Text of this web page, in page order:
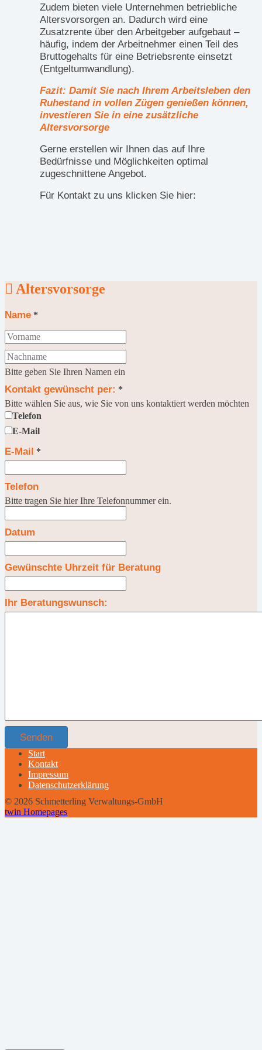
Zudem bieten viele Unternehmen betriebliche
Altersvorsorgen an. Dadurch wird eine
Zusatzrente über den Arbeitgeber aufgebaut –
häufig, indem der Arbeitnehmer einen Teil des
Bruttogehalts für eine Betriebsrente einsetzt
(Entgeltumwandlung).
Fazit: Damit Sie nach Ihrem Arbeitsleben den
Ruhestand in vollen Zügen genießen können,
investieren Sie in eine zusätzliche
Altersvorsorge
Gerne erstellen wir Ihnen das auf Ihre
Bedürfnisse und Möglichkeiten optimal
zugeschnittene Angebot.
Für Kontakt zu uns klicken Sie hier:
Altersvorsorge
Name *
Bitte geben Sie Ihren Namen ein
Kontakt gewünscht per: *
Bitte wählen Sie aus, wie Sie von uns kontaktiert werden möchten
Telefon
E-Mail
E-Mail *
Telefon
Bitte tragen Sie hier Ihre Telefonnummer ein.
Datum
Gewünschte Uhrzeit für Beratung
Ihr Beratungswunsch:
Senden
Start
Kontakt
Impressum
Datenschutzerklärung
© 2026 Schmetterling Verwaltungs-GmbH
twin Homepages